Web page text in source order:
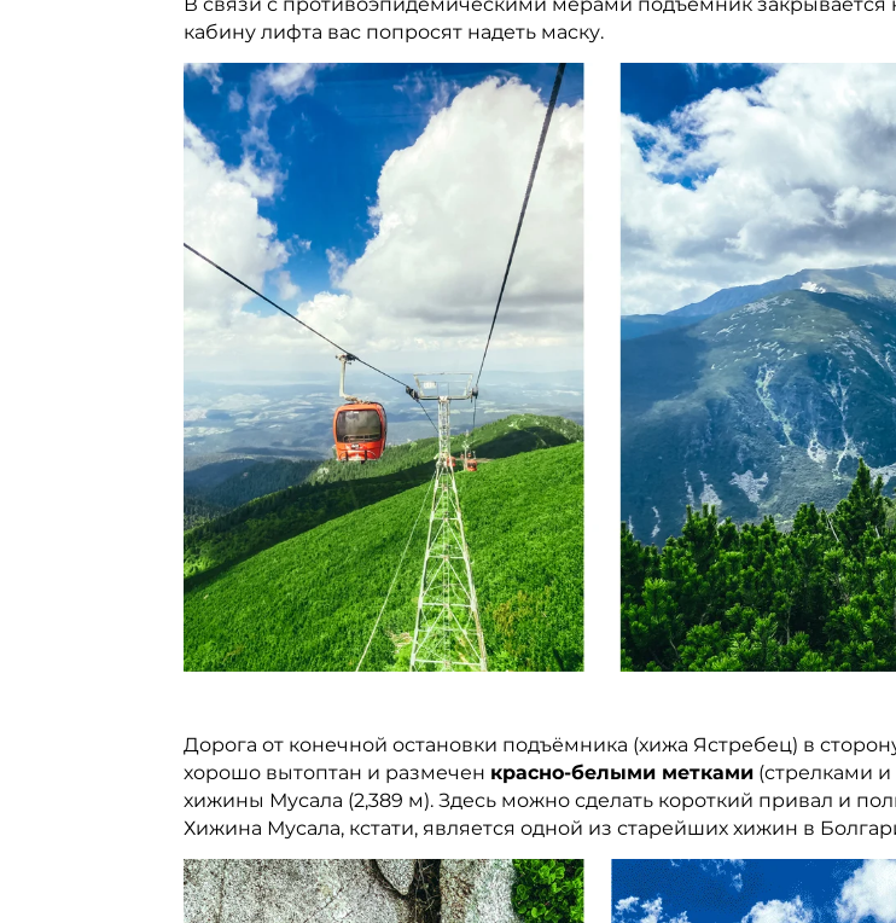
кабину лифта вас попросят надеть маску.
Дорога от конечной остановки подъёмника (хижа Ястребец) в
хорошо вытоптан и размечен красно-белыми метками (стрелками
хижины Мусала (2,389 м). Здесь можно сделать короткий привал и
Хижина Мусала, кстати, является одной из старейших хижин в